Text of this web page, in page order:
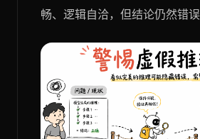
畅、逻辑自洽，但结论仍然错误